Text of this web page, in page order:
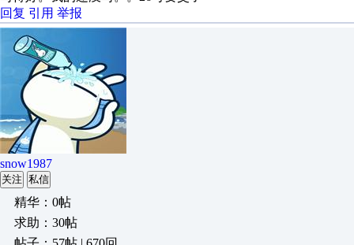
回复 引用 举报
snow1987
关注 私信
精华：0帖
求助：30帖